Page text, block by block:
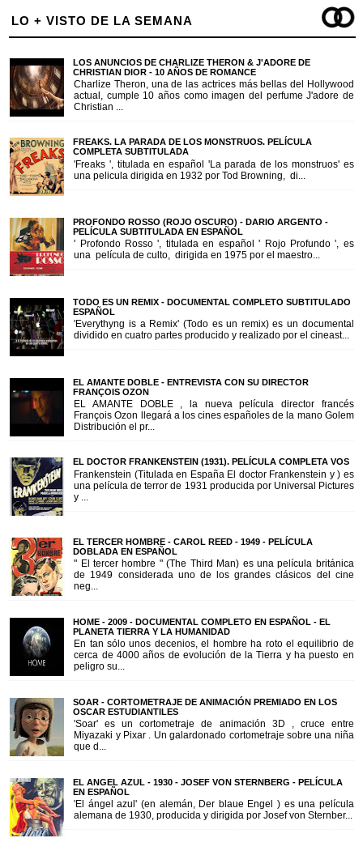
LO + VISTO DE LA SEMANA
LOS ANUNCIOS DE CHARLIZE THERON & J'ADORE DE
CHRISTIAN DIOR - 10 AÑOS DE ROMANCE
Charlize Theron, una de las actrices más bellas del Hollywood
actual, cumple 10 años como imagen del perfume J'adore de
Christian ...
FREAKS. LA PARADA DE LOS MONSTRUOS. PELÍCULA
COMPLETA SUBTITULADA
'Freaks ', titulada en español 'La parada de los monstruos' es
una pelicula dirigida en 1932 por Tod Browning, di...
PROFONDO ROSSO (ROJO OSCURO) - DARIO ARGENTO -
PELÍCULA SUBTITULADA EN ESPAÑOL
' Profondo Rosso ', titulada en español ' Rojo Profundo ', es
una película de culto, dirigida en 1975 por el maestro...
TODO ES UN REMIX - DOCUMENTAL COMPLETO SUBTITULADO
ESPAÑOL
'Everythyng is a Remix' (Todo es un remix) es un documental
dividido en cuatro partes producido y realizado por el cineast...
EL AMANTE DOBLE - ENTREVISTA CON SU DIRECTOR
FRANÇOIS OZON
EL AMANTE DOBLE , la nueva película director francés
François Ozon llegará a los cines españoles de la mano Golem
Distribución el pr...
EL DOCTOR FRANKENSTEIN (1931). PELÍCULA COMPLETA VOS
Frankenstein (Titulada en España El doctor Frankenstein y ) es
una película de terror de 1931 producida por Universal Pictures
y ...
EL TERCER HOMBRE - CAROL REED - 1949 - PELÍCULA
DOBLADA EN ESPAÑOL
" El tercer hombre " (The Third Man) es una película británica
de 1949 considerada uno de los grandes clásicos del cine
neg...
HOME - 2009 - DOCUMENTAL COMPLETO EN ESPAÑOL - EL
PLANETA TIERRA Y LA HUMANIDAD
En tan sólo unos decenios, el hombre ha roto el equilibrio de
cerca de 4000 años de evolución de la Tierra y ha puesto en
peligro su...
SOAR - CORTOMETRAJE DE ANIMACIÓN PREMIADO EN LOS
OSCAR ESTUDIANTILES
'Soar' es un cortometraje de animación 3D , cruce entre
Miyazaki y Pixar . Un galardonado cortometraje sobre una niña
que d...
EL ANGEL AZUL - 1930 - JOSEF VON STERNBERG - PELÍCULA
EN ESPAÑOL
'El ángel azul' (en alemán, Der blaue Engel ) es una película
alemana de 1930, producida y dirigida por Josef von Sternber...